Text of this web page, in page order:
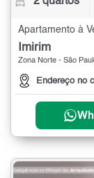
Apartamento à
Imirim
Zona Norte - São
Endereço no